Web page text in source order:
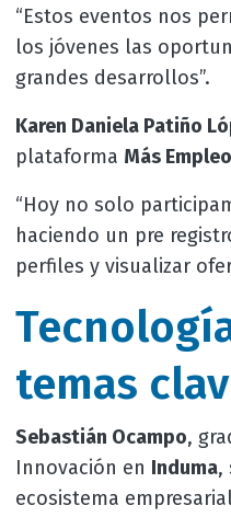
“Estos eventos nos
los jóvenes las
grandes desarrollos”.
Karen Daniela Patiño
plataforma Más
“Hoy no solo
haciendo un pre
perfiles y visualizar
temas
Sebastián Ocampo,
Innovación en Induma,
ecosistema